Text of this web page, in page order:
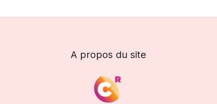
A propos du site